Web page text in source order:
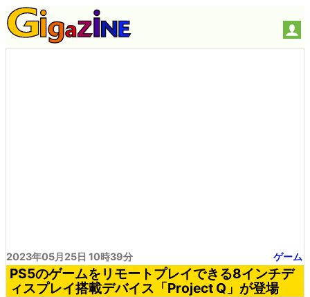
2023年05月25日 10時39分 ゲーム
PS5のゲームをリモートプレイできる8インチデ
ィスプレイ搭載デバイス「Project Q」が登場